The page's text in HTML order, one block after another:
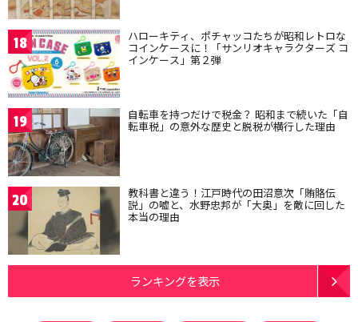
18 ハローキティ、ポチャッコたちが昭和レトロな
コインケースに！「サンリオキャラクターズ コ
インケース」第２弾
19 自転車を持つだけで税金？ 昭和まで続いた「自
転車税」の意外な歴史と脱税が横行した理由
20 教科書と違う！江戸時代の田沼意次「賄賂伝
説」の嘘と、水野忠邦が「大奥」を敵に回した
本当の理由
ランキングを表示